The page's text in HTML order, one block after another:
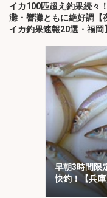
イカ100匹超え釣果続々
灘・響灘ともに絶好調【
イカ釣果速報20選・福岡】
早朝3時間限
快釣！【兵